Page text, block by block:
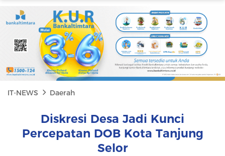
IT-NEWS Daerah
Diskresi Desa Jadi Kunci
Percepatan DOB Kota Tanjung
Selor